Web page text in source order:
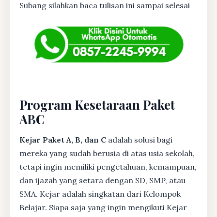
Subang silahkan baca tulisan ini sampai selesai
Program Kesetaraan Paket
ABC
Kejar Paket A, B, dan C adalah solusi bagi
mereka yang sudah berusia di atas usia sekolah,
tetapi ingin memiliki pengetahuan, kemampuan,
dan ijazah yang setara dengan SD, SMP, atau
SMA. Kejar adalah singkatan dari Kelompok
Belajar. Siapa saja yang ingin mengikuti Kejar